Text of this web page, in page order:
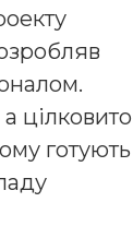
цілковито
готують